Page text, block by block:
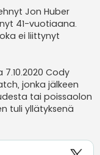
Jon Huber
41-vuotiaana.
ei liittynyt
7.10.2020 Cody
jonka jälkeen
tai poissaolon
tuli yllätyksenä